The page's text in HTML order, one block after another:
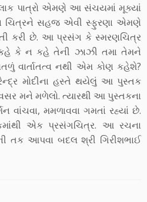
પાત્રો એમણે આ સંચયમાં મૂક્યાં
ચિત્રને સહજ એવી સ્ફુરણા એમણે
કરી છે. આ પ્રસંગ કે સ્મરણચિત્ર
કહે કે ન કહે તેની ઝાઝી તમા તેમને
વાર્તાતત્વ નથી એમ કોણ કહેશે?
મોદીના હસ્તે થયેલું આ પુસ્તક
મને મળેલો. ત્યારથી આ પુસ્તકના
મમળાવવા ગમતાં રહ્યાં છે.
એક પ્રસંગચિત્ર. આ રચના
તક આપવા બદલ શ્રી ગિરીશભાઈ